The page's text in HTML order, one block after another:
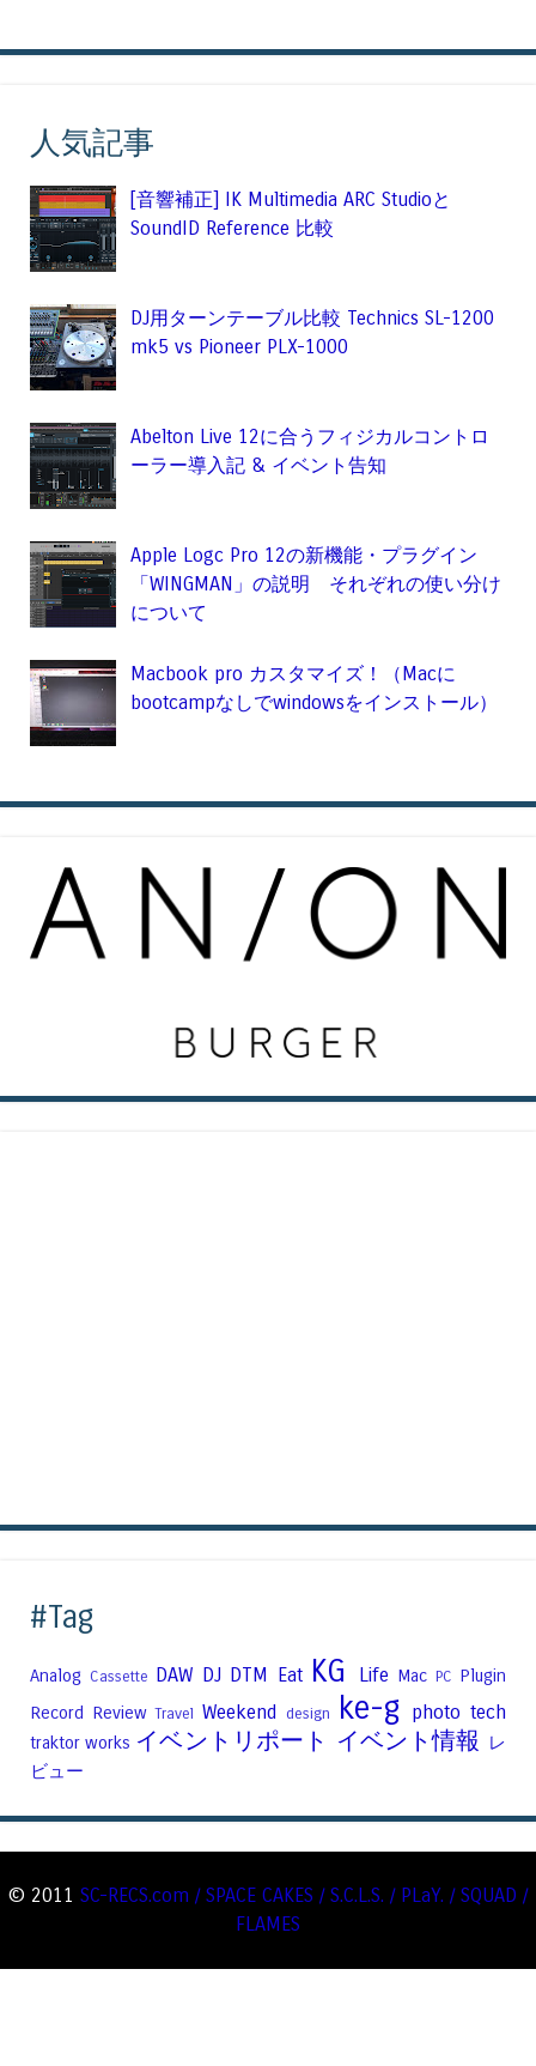
人気記事
[音響補正] IK Multimedia ARC Studioと
SoundID Reference 比較
DJ用ターンテーブル比較 Technics SL-1200
mk5 vs Pioneer PLX-1000
Abelton Live 12に合うフィジカルコントロ
ーラー導入記 & イベント告知
Apple Logc Pro 12の新機能・プラグイン
「WINGMAN」の説明 それぞれの使い分け
について
Macbook pro カスタマイズ！（Macに
bootcampなしでwindowsをインストール）
#Tag
Analog Cassette DAW DJ DTM Eat KG Life Mac PC Plugin
Record Review Travel Weekend design ke-g photo tech
traktor works イベントリポート イベント情報
レ
ビュー
© 2011 SC-RECS.com / SPACE CAKES / S.C.L.S. / PLaY. / SQUAD /
FLAMES